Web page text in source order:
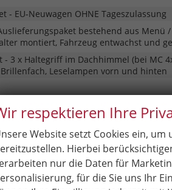
- EU-Neuwagen OHNE Tageszulassung
bestehend aus Menü
montiert, Fahrzeug entwachst und
- 3 x Haltegriff im Dachhimmel (bei MC
Leselampen vorn und hinten
für Beifahrersitz
Sport- Lederlenkrad beheizbar
der Waschflüssigkeit
- 2-Zonen Klimaautomatik mit
respektieren Ihre
Website setzt Cookies ein, um
Hierbei
nur die Daten für
für die Sie uns Ihr